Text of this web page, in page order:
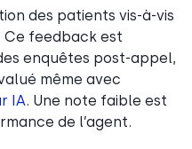
des patients vis-à-vis
Ce feedback est
enquêtes post-appel,
même avec
IA. Une note faible est
de l’agent.